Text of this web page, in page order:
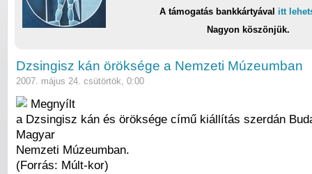
A támogatás bankkártyával itt
Nagyon köszönjük.
Dzsingisz kán öröksége a Nemzeti Múzeumban
2007. május 24. csütörtök, 0:00
Megnyílt
a Dzsingisz kán és öröksége című kiállítás szerdán
Magyar
Nemzeti Múzeumban.
(Forrás: Múlt-kor)